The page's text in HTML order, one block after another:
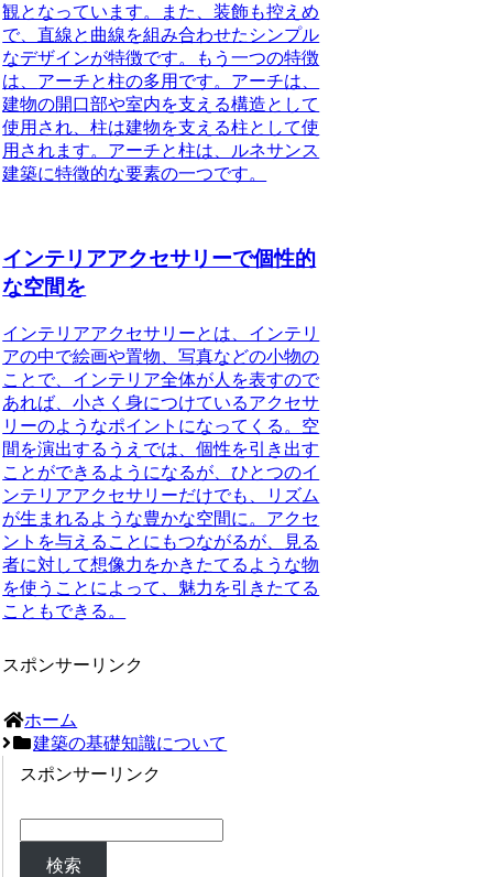
観となっています。また、装飾も控えめ
で、直線と曲線を組み合わせたシンプル
なデザインが特徴です。もう一つの特徴
は、 アーチと柱の多用です。アーチは、
建物の開口部や室内を支える構造として
使用され、柱は建物を支える柱として使
用されます。アーチと柱は、ルネサンス
建築に特徵的な要素の一つです。
インテリアアクセサリーで個性的
な空間を
インテリアアクセサリーとは、インテリ
アの中で絵画や置物、写真などの小物の
ことで、インテリア全体が人を表すので
あれば、小さく身につけているアクセサ
リーのようなポイントになってくる 。空
間を演出するうえでは、個性を引き出す
ことができる ようになるが、ひとつのイ
ンテリアアクセサリーだけでも、リズム
が生まれるような豊かな空間に。アクセ
ントを与えることにもつながるが、
見る
者に対して想像力をかきたてるような物
を使うことによって、魅力を引きたてる
こともできる 。
スポンサーリンク
ホーム
建築の基礎知識について
スポンサーリンク
検索